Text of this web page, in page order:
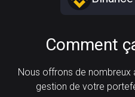
Comment
Nous offrons de
gestion de votre